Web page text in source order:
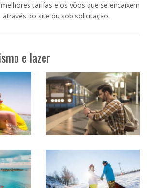
tarifas e os vôos que se encaixem
através do site ou sob solicitação.
e lazer